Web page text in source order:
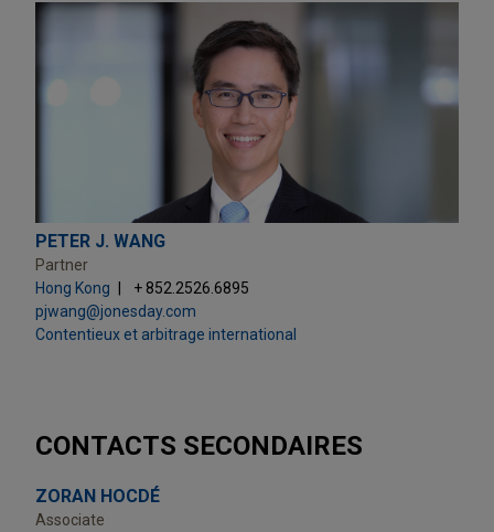
PETER J. WANG
Partner
Hong Kong
+ 852.2526.6895
pjwang@jonesday.com
Contentieux et arbitrage international
CONTACTS SECONDAIRES
ZORAN HOCDÉ
Associate